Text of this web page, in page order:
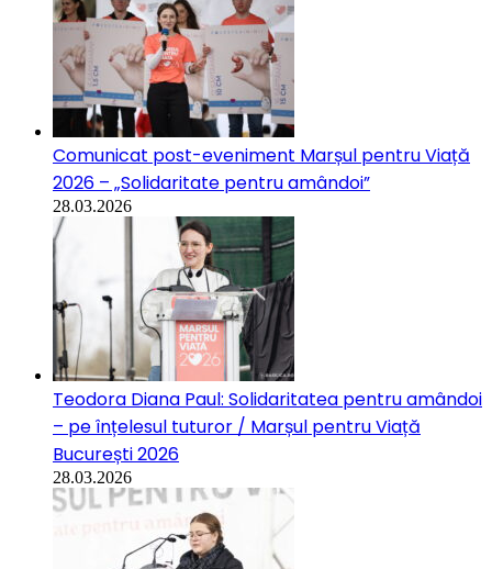
Comunicat post-eveniment Marșul pentru Viață
2026 – „Solidaritate pentru amândoi”
28.03.2026
Teodora Diana Paul: Solidaritatea pentru amândoi
– pe înțelesul tuturor / Marșul pentru Viață
București 2026
28.03.2026